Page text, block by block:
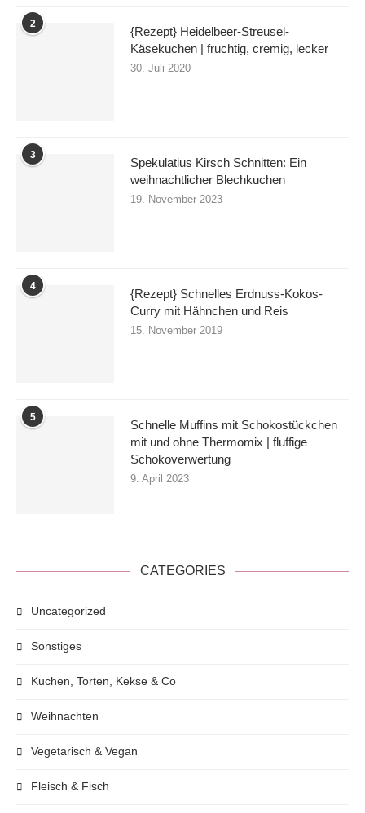
2
{Rezept} Heidelbeer-Streusel-
Käsekuchen | fruchtig, cremig, lecker
30. Juli 2020
3
Spekulatius Kirsch Schnitten: Ein
weihnachtlicher Blechkuchen
19. November 2023
4
{Rezept} Schnelles Erdnuss-Kokos-
Curry mit Hähnchen und Reis
15. November 2019
5
Schnelle Muffins mit Schokostückchen
mit und ohne Thermomix | fluffige
Schokoverwertung
9. April 2023
CATEGORIES
Uncategorized
Sonstiges
Kuchen, Torten, Kekse & Co
Weihnachten
Vegetarisch & Vegan
Fleisch & Fisch